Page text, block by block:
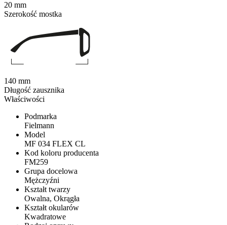
Właściwości
Podmarka
Fielmann
Model
MF 034 FLEX CL
Kod koloru producenta
FM259
Grupa docelowa
Mężczyźni
Kształt twarzy
Owalna, Okrągła
Kształt okularów
Kwadratowe
20 mm
Szerokość mostka
140 mm
Długość zausznika